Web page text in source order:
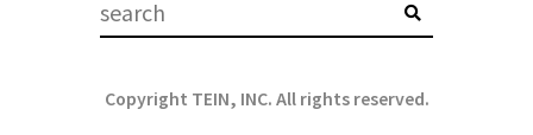
Copyright TEIN, INC. All rights reserved.